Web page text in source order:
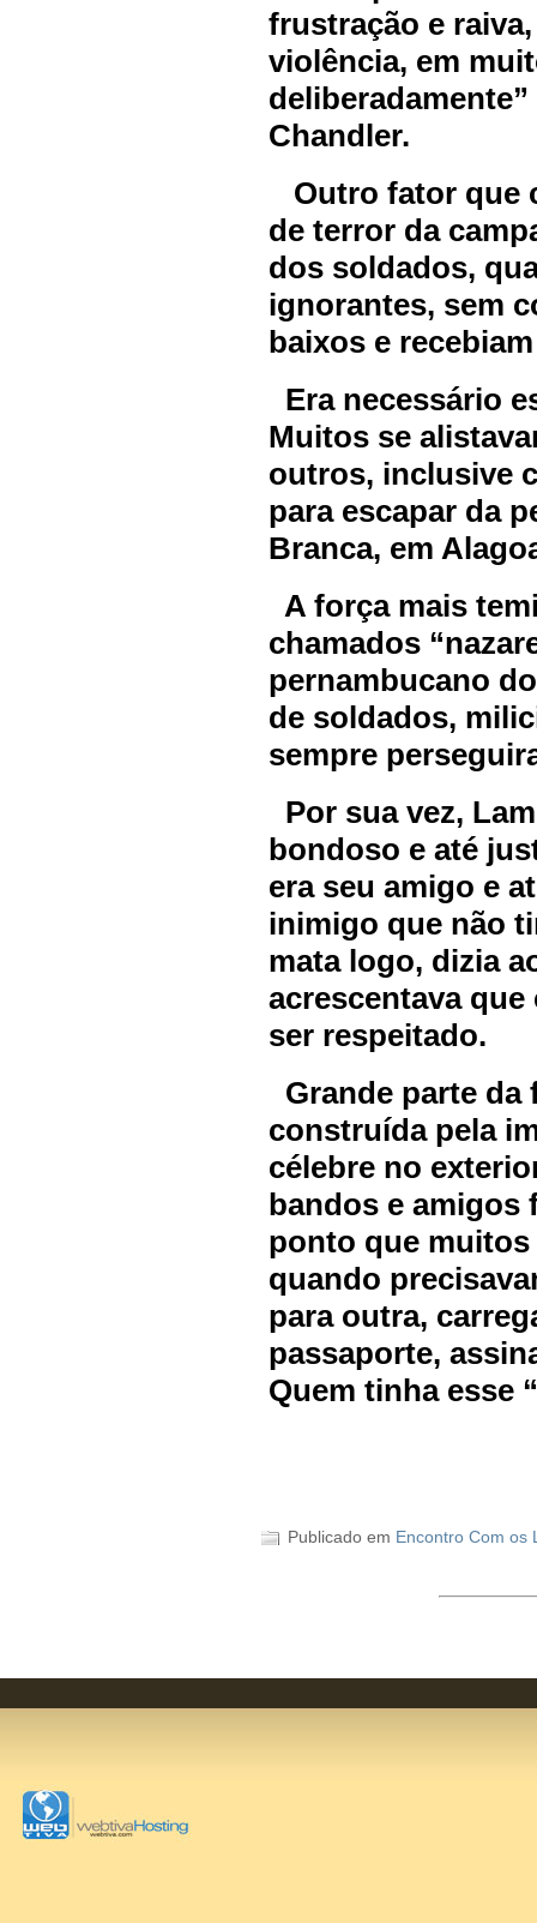
frustração e
violência, em
Chandler.
Outro fator que
de terror da
dos soldados,
ignorantes, sem
baixos e
Era necessário
Muitos se
outros, inclusive
para escapar da
Branca, em
A força mais
chamados
pernambucano
de soldados,
sempre
Por sua vez,
bondoso e até
era seu amigo e
inimigo que não
mata logo, dizia
acrescentava
ser respeitado.
Grande parte da
construída pela
célebre no
bandos e amigos
ponto que
quando
para outra,
passaporte,
Quem tinha esse
Publicado em Encontro Com os